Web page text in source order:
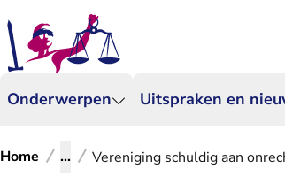
Onderwerpen Uitspraken en
Home ... Vereniging schuldig aan